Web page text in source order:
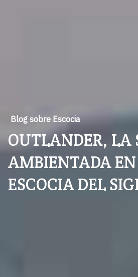
Blog sobre Escocia
OUTLANDER, LA
AMBIENTADA
ESCOCIA DEL